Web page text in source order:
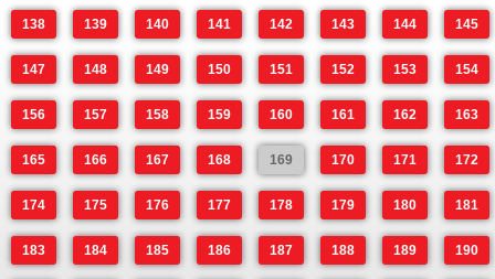
138 139 140 141 142 143 144 145
147 148 149 150 151 152 153 154
156 157 158 159 160 161 162 163
165 166 167 168 169 170 171 172
174 175 176 177 178 179 180 181
183 184 185 186 187 188 189 190